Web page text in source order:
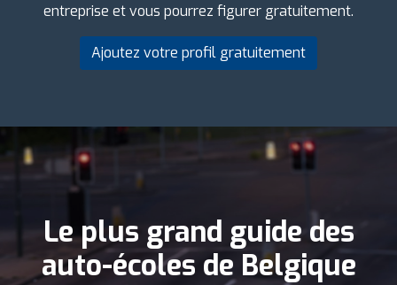
entreprise et vous pourrez figurer gratuitement.
Ajoutez votre profil gratuitement
Le plus grand guide des
auto-écoles de Belgique